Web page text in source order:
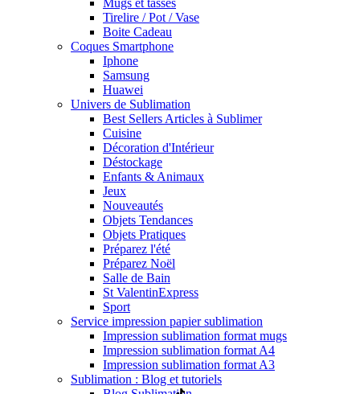
Mugs et tasses
Tirelire / Pot / Vase
Boite Cadeau
Coques Smartphone
Iphone
Samsung
Huawei
Univers de Sublimation
Best Sellers Articles à Sublimer
Cuisine
Décoration d'Intérieur
Déstockage
Enfants & Animaux
Jeux
Nouveautés
Objets Tendances
Objets Pratiques
Préparez l'été
Préparez Noël
Salle de Bain
St ValentinExpress
Sport
Service impression papier sublimation
Impression sublimation format mugs
Impression sublimation format A4
Impression sublimation format A3
Sublimation : Blog et tutoriels